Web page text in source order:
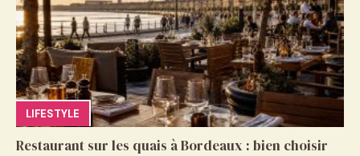
LIFESTYLE
Restaurant sur les quais à Bordeaux : bien choisir